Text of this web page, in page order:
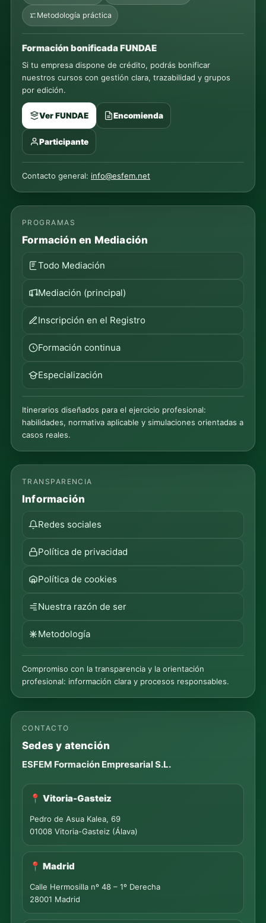
Metodología práctica
Formación bonificada FUNDAE
Si tu empresa dispone de crédito, podrás bonificar
nuestros cursos con gestión clara, trazabilidad y grupos
por edición.
Ver FUNDAE Encomienda
Participante
Contacto general: info@esfem.net
PROGRAMAS
Formación en Mediación
Todo Mediación
Mediación (principal)
Inscripción en el Registro
Formación continua
Especialización
Itinerarios diseñados para el ejercicio profesional:
habilidades, normativa aplicable y simulaciones orientadas a
casos reales.
TRANSPARENCIA
Información
Redes sociales
Política de privacidad
Política de cookies
Nuestra razón de ser
Metodología
Compromiso con la transparencia y la orientación
profesional: información clara y procesos responsables.
CONTACTO
Sedes y atención
ESFEM Formación Empresarial S.L.
📍 Vitoria-Gasteiz
Pedro de Asua Kalea, 69
01008 Vitoria-Gasteiz (Álava)
📍 Madrid
Calle Hermosilla nº 48 – 1º Derecha
28001 Madrid